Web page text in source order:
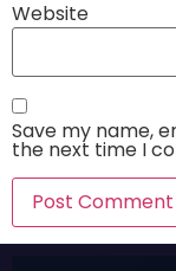
Website
Save my name,
the next time I